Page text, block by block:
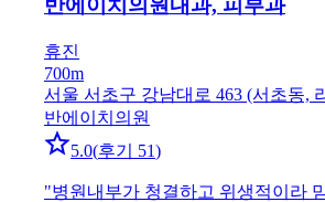
반에이치의원내과, 피부과
휴진
700m
서울 서초구 강남대로 463 (서초동,
반에이치의원
5.0(후기 51)
"병원내부가 청결하고 위생적이라